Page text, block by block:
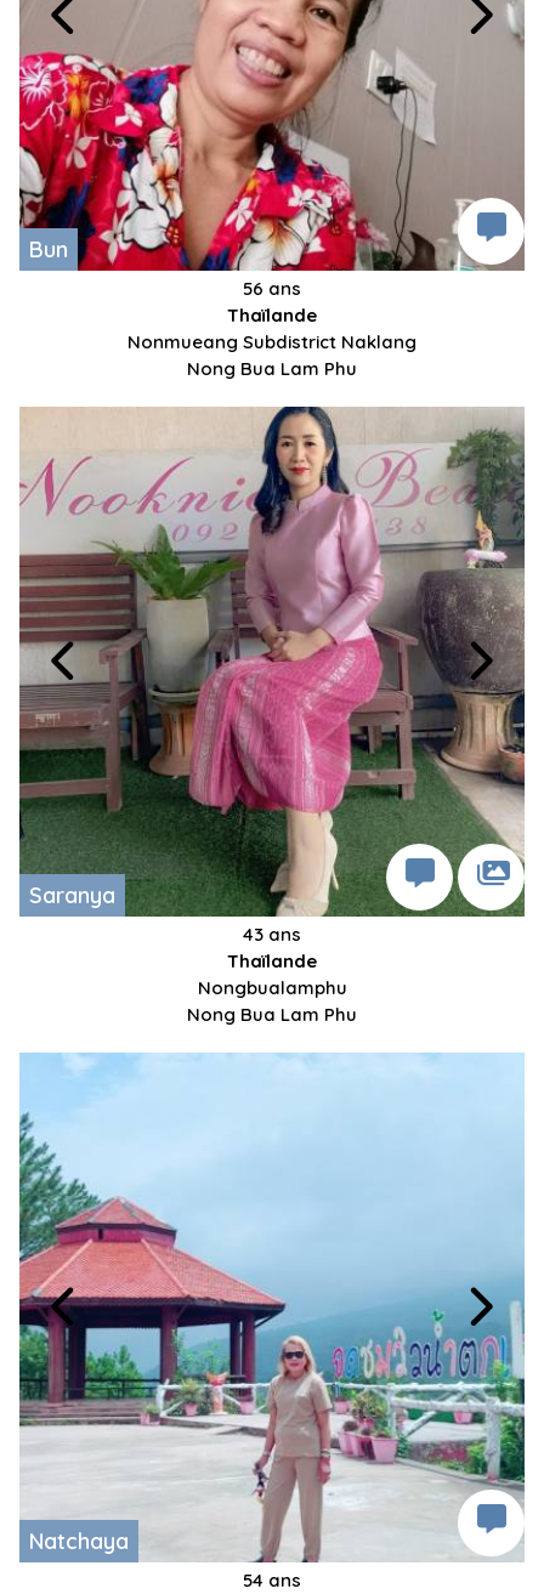
Bun
56 ans
Thaïlande
Nonmueang Subdistrict Naklang
Nong Bua Lam Phu
Saranya
43 ans
Thaïlande
Nongbualamphu
Nong Bua Lam Phu
Natchaya
54 ans